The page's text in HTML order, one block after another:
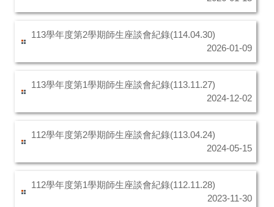
113學年度第2學期師生座談會紀錄(114.04.30)
2026-01-09
113學年度第1學期師生座談會紀錄(113.11.27)
2024-12-02
112學年度第2學期師生座談會紀錄(113.04.24)
2024-05-15
112學年度第1學期師生座談會紀錄(112.11.28)
2023-11-30